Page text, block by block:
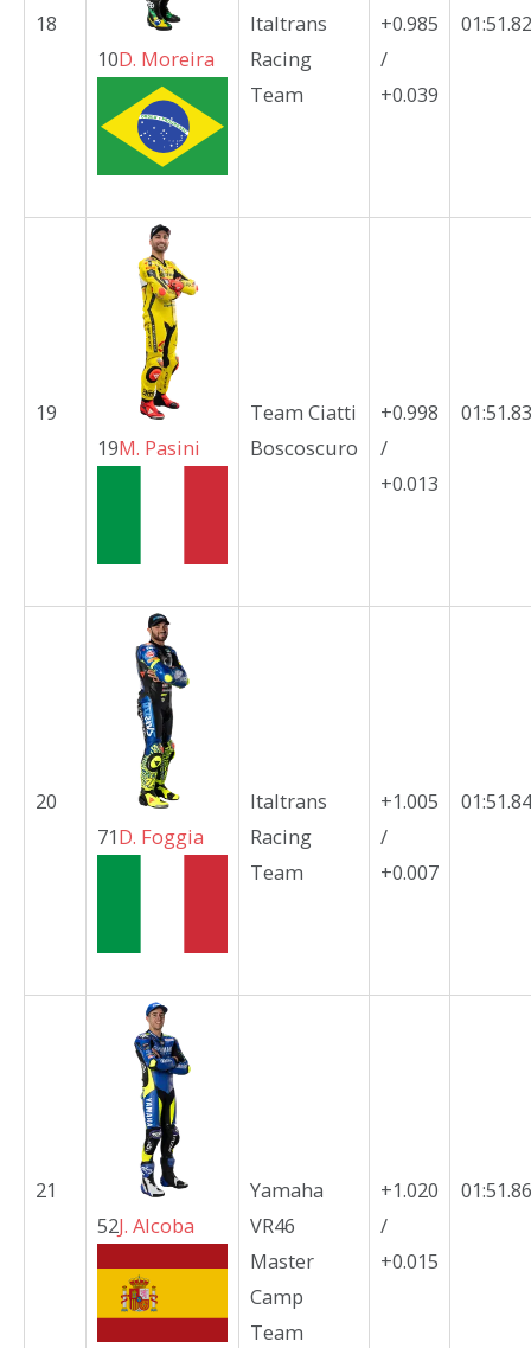
18
10D. Moreira
Italtrans
Racing
Team
+0.985
/
+0.039
19
19M. Pasini
Team Ciatti
Boscoscuro
+0.998
/
+0.013
20
71D. Foggia
Italtrans
Racing
Team
+1.005
/
+0.007
21
52J. Alcoba
Yamaha
VR46
Master
Camp
Team
+1.020
/
+0.015